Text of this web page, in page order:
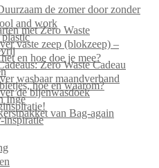
de zomer door zonder
and work
met Zero Waste
vaste zeep (blokzeep) –
en hoe doe je mee?
Zero Waste Cadeau
wasbaar maandverband
hoe en waarom?
de bijenwasdoek
Inge
van Bag-again
inspiratie